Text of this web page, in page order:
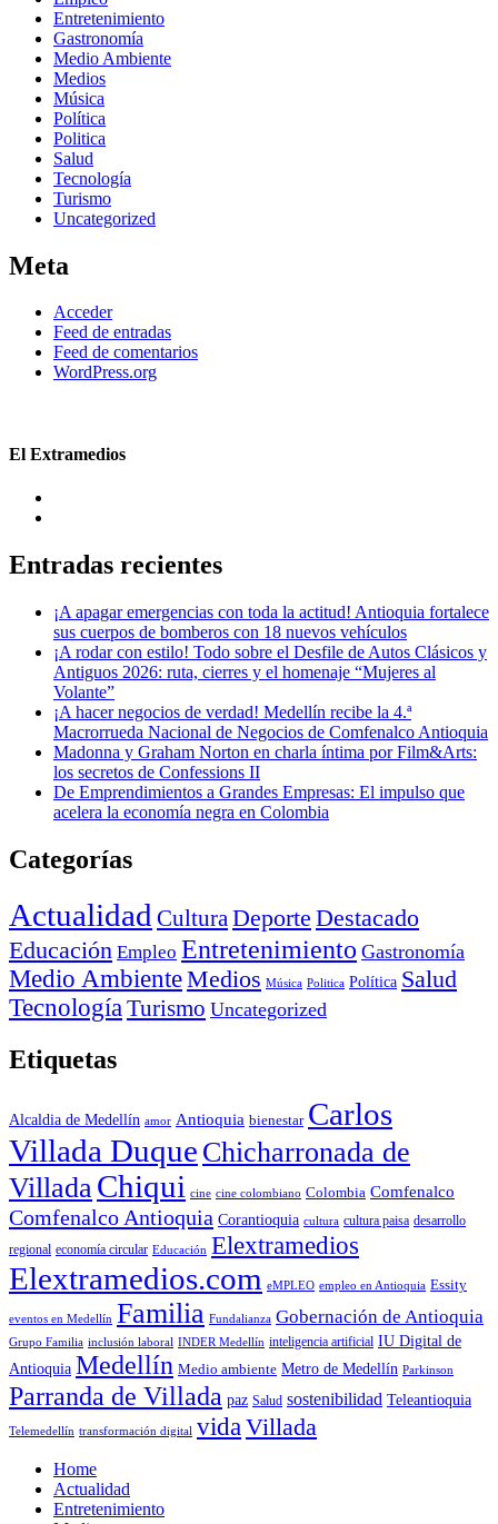
Entretenimiento
Gastronomía
Medio Ambiente
Medios
Música
Política
Politica
Salud
Tecnología
Turismo
Uncategorized
Meta
Acceder
Feed de entradas
Feed de comentarios
WordPress.org
El Extramedios
Entradas recientes
¡A apagar emergencias con toda la actitud! Antioquia fortalece
sus cuerpos de bomberos con 18 nuevos vehículos
¡A rodar con estilo! Todo sobre el Desfile de Autos Clásicos y
Antiguos 2026: ruta, cierres y el homenaje “Mujeres al
Volante”
¡A hacer negocios de verdad! Medellín recibe la 4.ª
Macrorrueda Nacional de Negocios de Comfenalco Antioquia
Madonna y Graham Norton en charla íntima por Film&Arts:
los secretos de Confessions II
De Emprendimientos a Grandes Empresas: El impulso que
acelera la economía negra en Colombia
Categorías
Actualidad Cultura Deporte Destacado
Educación Empleo Entretenimiento Gastronomía
Medio AmbienteMedios Música Politica Política Salud
Tecnología Turismo Uncategorized
Etiquetas
Alcaldia de Medellín amor Antioquia bienestar Carlos
Villada Duque Chicharronada de
VilladaChiqui cine cine colombiano Colombia Comfenalco
Comfenalco Antioquia Corantioquia cultura cultura paisa desarrollo
regional economía circular Educación Elextramedios
Elextramedios.com eMPLEO empleo en Antioquia Essity
eventos en Medellín Familia Fundalianza Gobernación de Antioquia
Grupo Familia inclusión laboral INDER Medellín inteligencia artificial IU Digital de
Antioquia Medellín Medio ambiente Metro de Medellín Parkinson
Parranda de Villada paz Salud sostenibilidad Teleantioquia
Telemedellín transformación digital vidaVillada
Home
Actualidad
Entretenimiento